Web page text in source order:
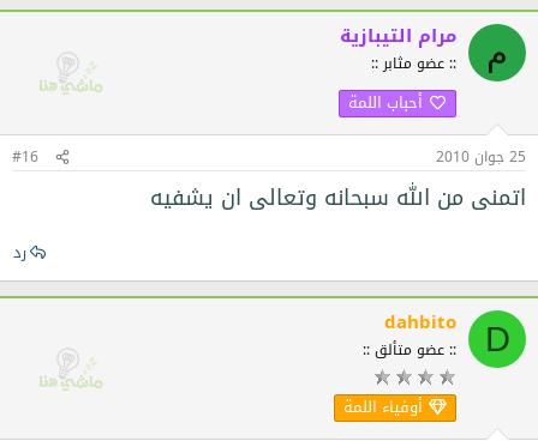
م مرام التيبازية
:: عضو مثابر ::
أحباب اللمة
25 جوان 2010 #16
اتمنى من الله سبحانه وتعالى ان يشفيه
رد
D
dahbito
:: عضو متألق ::
أوفياء اللمة